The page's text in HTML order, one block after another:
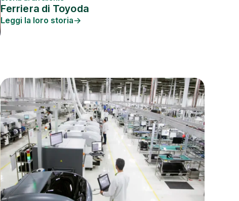
Ferriera di Toyoda
Leggi la loro storia